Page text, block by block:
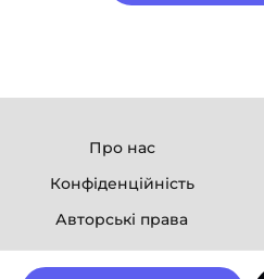
Про нас
Конфіденційність
Авторські права